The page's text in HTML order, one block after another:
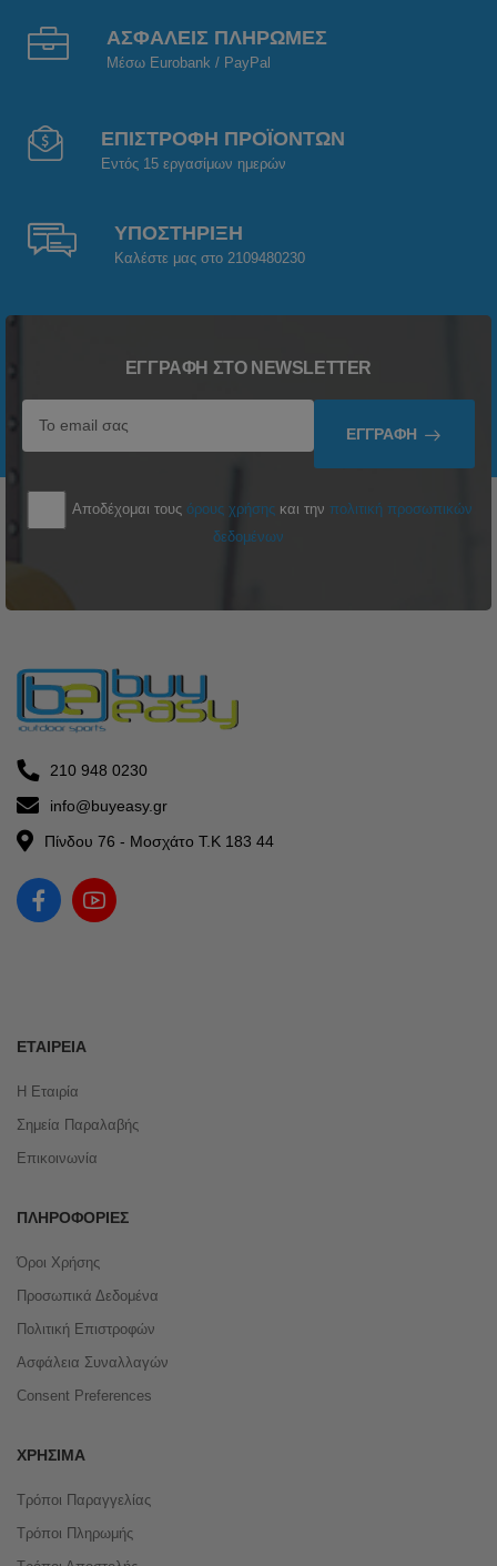
ΑΣΦΑΛΕΙΣ ΠΛΗΡΩΜΕΣ
Μέσω Eurobank / PayPal
ΕΠΙΣΤΡΟΦΗ ΠΡΟΪΟΝΤΩΝ
Εντός 15 εργασίμων ημερών
ΥΠΟΣΤΗΡΙΞΗ
Καλέστε μας στο 2109480230
ΕΓΓΡΑΦΉ ΣΤΟ NEWSLETTER
ΕΓΓΡΑΦΉ
Αποδέχομαι τους όρους χρήσης και την πολιτική προσωπικών
δεδομένων
210 948 0230
info@buyeasy.gr
Πίνδου 76 - Μοσχάτο Τ.Κ 183 44
ΕΤΑΙΡΕΊΑ
Η Εταιρία
Σημεία Παραλαβής
Επικοινωνία
ΠΛΗΡΟΦΟΡΊΕΣ
Όροι Χρήσης
Προσωπικά Δεδομένα
Πολιτική Επιστροφών
Ασφάλεια Συναλλαγών
Consent Preferences
ΧΡΉΣΙΜΑ
Τρόποι Παραγγελίας
Τρόποι Πληρωμής